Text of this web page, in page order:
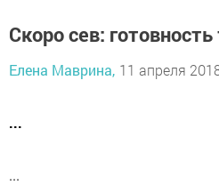
Скоро сев:
Елена Маврина, 11 апреля
...
...